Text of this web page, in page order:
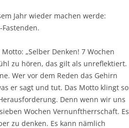
Jahr wieder machen werde:
„Selber Denken! 7 Wochen
zu hören, das gilt als unreflektiert.
Wer vor dem Reden das Gehirn
er sagt und tut. Das Motto klingt so
Denn wenn wir uns
Wochen Vernunftherrschaft. Es
zu denken. Es kann nämlich